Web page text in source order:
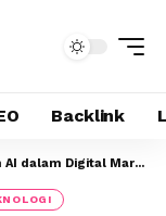
Backlink
dalam Digital Marketing